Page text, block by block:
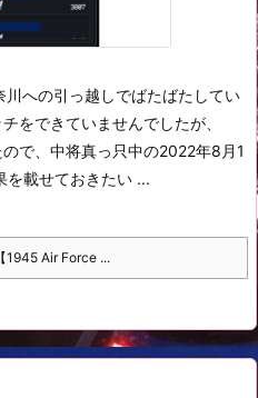
への引っ越しでばたばたしてい
をできていませんでしたが、
で、中将真っ只中の2022年8月1
を載せておきたい ...
Air Force ...